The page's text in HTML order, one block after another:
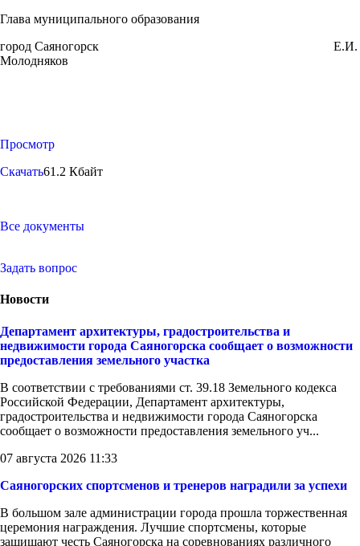
Глава муниципального образования
город Саяногорск Е.И.
Молодняков
Просмотр
Скачать61.2 Кбайт
Все документы
Задать вопрос
Новости
Департамент архитектуры, градостроительства и
недвижимости города Саяногорска сообщает о возможности
предоставления земельного участка
В соответствии с требованиями ст. 39.18 Земельного кодекса
Российской Федерации, Департамент архитектуры,
градостроительства и недвижимости города Саяногорска
сообщает о возможности предоставления земельного уч...
07 августа 2026 11:33
Саяногорских спортсменов и тренеров наградили за успехи
В большом зале администрации города прошла торжественная
церемония награждения. Лучшие спортсмены, которые
защищают честь Саяногорска на соревнованиях различного